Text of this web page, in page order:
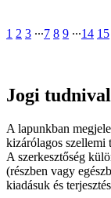
1 2 3 ∙∙∙7 8 9 ∙∙∙14 15
Jogi
A lapunkban
kizárólagos szellemi
A szerkesztőség
(részben vagy
kiadásuk és